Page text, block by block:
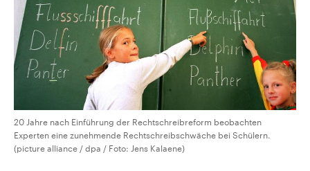
20 Jahre nach Einführung der Rechtschreibreform beobachten
Experten eine zunehmende Rechtschreibschwäche bei Schülern.
(picture alliance / dpa / Foto: Jens Kalaene)